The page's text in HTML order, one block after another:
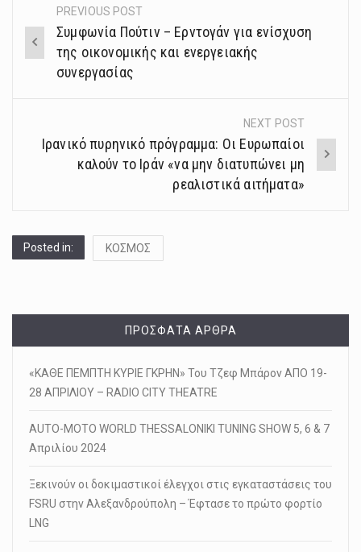
Post
navigation
PREVIOUS POST
Συμφωνία Πούτιν – Ερντογάν για ενίσχυση
της οικονομικής και ενεργειακής
συνεργασίας
NEXT POST
Ιρανικό πυρηνικό πρόγραμμα: Οι Ευρωπαίοι
καλούν το Ιράν «να μην διατυπώνει μη
ρεαλιστικά αιτήματα»
Posted in: ΚΟΣΜΟΣ
ΠΡΌΣΦΑΤΑ ΆΡΘΡΑ
«ΚΑΘΕ ΠΕΜΠΤΗ ΚΥΡΙΕ ΓΚΡΗΝ» Του Τζεφ Μπάρον ΑΠΟ 19-
28 ΑΠΡΙΛΙΟΥ – RADIO CITY THEATRE
AUTO-MOTO WORLD THESSALONIKI TUNING SHOW 5, 6 & 7
Απριλίου 2024
Ξεκινούν οι δοκιμαστικοί έλεγχοι στις εγκαταστάσεις του
FSRU στην Αλεξανδρούπολη – Έφτασε το πρώτο φορτίο
LNG